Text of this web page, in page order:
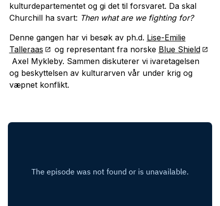
kulturdepartementet og gi det til forsvaret. Da skal
Churchill ha svart: Then what are we fighting for?
Denne gangen har vi besøk av ph.d. Lise-Emilie
Talleraas
og representant fra norske Blue Shield
Axel Mykleby. Sammen diskuterer vi ivaretagelsen
og beskyttelsen av kulturarven vår under krig og
væpnet konflikt.